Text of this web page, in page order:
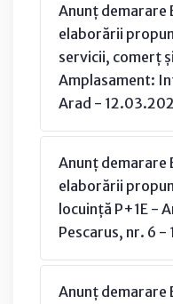
Anunț demarare
elaborării
servicii, comerț
Amplasament:
Arad -
Anunț demarare
elaborării
locuință P+1E -
Pescarus, nr. 6
Anunț demarare